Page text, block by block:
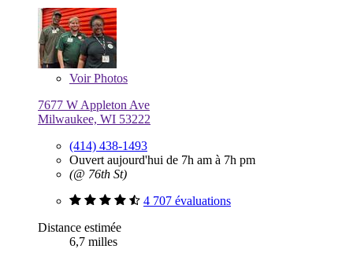
VoirPhotos
7677 W Appleton Ave
Milwaukee, WI 53222
(414) 438-1493
Ouvert aujourd'hui de 7h am à 7h pm
(@ 76th St)
4 707 évaluations
Distance estimée
6,7 milles